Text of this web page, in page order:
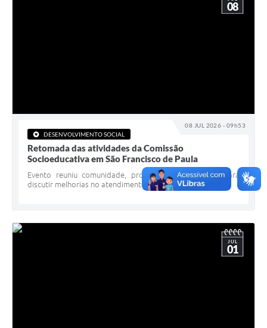
08 JUL 2026 - 09h53
08
DESENVOLVIMENTO SOCIAL
Retomada das atividades da Comissão
Socioeducativa em São Francisco de Paula
Evento reuniu comunidade, profissionais e gestores para
discutir melhorias no atendimento socioeducativo
JUL
01